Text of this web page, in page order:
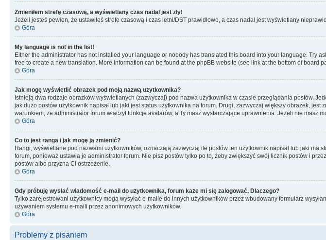
Zmieniłem strefę czasową, a wyświetlany czas nadal jest zły!
Jeżeli jesteś pewien, że ustawiłeś strefę czasową i czas letni/DST prawidłowo, a czas nadal jest wyświetlany
Góra
My language is not in the list!
Either the administrator has not installed your language or nobody has translated this board into your language. Try
free to create a new translation. More information can be found at the phpBB website (see link at the bottom of board
Góra
Jak mogę wyświetlić obrazek pod moją nazwą użytkownika?
Istnieją dwa rodzaje obrazków wyświetlanych (zazwyczaj) pod nazwa użytkownika w czasie przeglądania postów.
jak dużo postów użytkownik napisał lub jaki jest status użytkownika na forum. Drugi, zazwyczaj większy obrazek,
warunkiem, że administrator forum właczył funkcje avatarów, a Ty masz wystarczające uprawnienia. Jeżeli nie
Góra
Co to jest ranga i jak mogę ją zmienić?
Rangi, wyświetlane pod nazwami użytkowników, oznaczają zazwyczaj ile postów ten użytkownik napisał lub jaki
forum, ponieważ ustawia je administrator forum. Nie pisz postów tylko po to, żeby zwiększyć swój licznik postów i
postów albo przyzna Ci ostrzeżenie.
Góra
Gdy próbuję wysłać wiadomość e-mail do użytkownika, forum każe mi się zalogować. Dlaczego?
Tylko zarejestrowani użytkownicy mogą wysyłać e-maile do innych użytkowników przez wbudowany formularz
używaniem systemu e-maili przez anonimowych użytkowników.
Góra
Problemy z pisaniem